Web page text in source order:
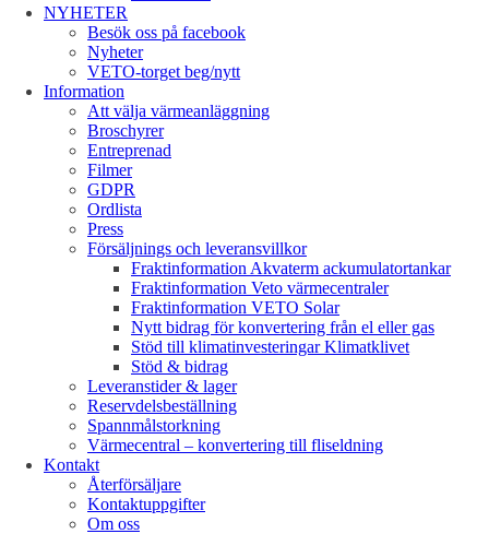
NYHETER
Besök oss på facebook
Nyheter
VETO-torget beg/nytt
Information
Att välja värmeanläggning
Broschyrer
Entreprenad
Filmer
GDPR
Ordlista
Press
Försäljnings och leveransvillkor
Fraktinformation Akvaterm ackumulatortankar
Fraktinformation Veto värmecentraler
Fraktinformation VETO Solar
Nytt bidrag för konvertering från el eller gas
Stöd till klimatinvesteringar Klimatklivet
Stöd & bidrag
Leveranstider & lager
Reservdelsbeställning
Spannmålstorkning
Värmecentral – konvertering till fliseldning
Kontakt
Återförsäljare
Kontaktuppgifter
Om oss